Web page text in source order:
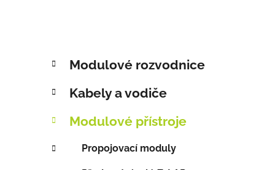
P
s
r
n
kategorie
a
e
o
i
Modulové rozvodnice
Kabely a vodiče
Modulové přístroje
Propojovací moduly